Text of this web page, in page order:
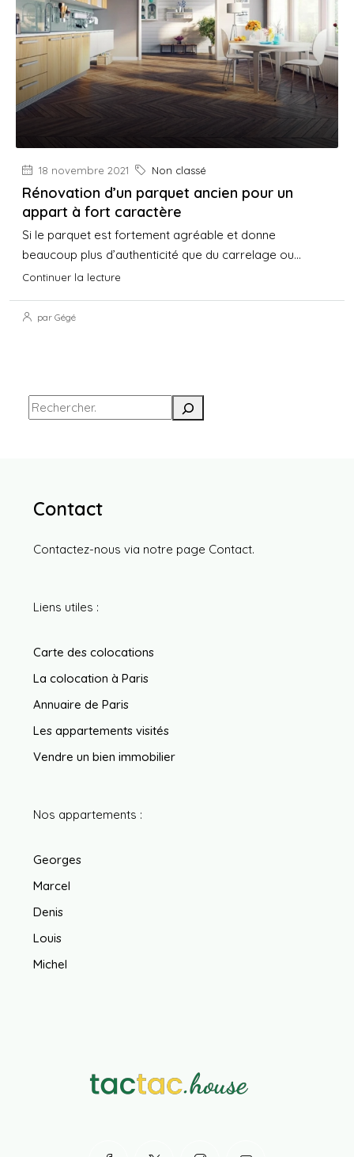
18 novembre 2021 Non classé
Rénovation d’un parquet ancien pour un
appart à fort caractère
Si le parquet est fortement agréable et donne
beaucoup plus d’authenticité que du carrelage ou...
Continuer la lecture
par Gégé
Contact
Contactez-nous via notre page Contact.
Liens utiles :
Carte des colocations
La colocation à Paris
Annuaire de Paris
Les appartements visités
Vendre un bien immobilier
Nos appartements :
Georges
Marcel
Denis
Louis
Michel